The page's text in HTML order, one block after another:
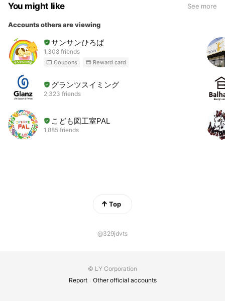
You might like See more
Accounts others are viewing
サンサンひろば
1,308 friends
Coupons Reward card
グランツスイミング
2,323 friends
こども図工室PAL
1,885 friends
Top
@329jdvts
© LY Corporation
Report
Other official accounts